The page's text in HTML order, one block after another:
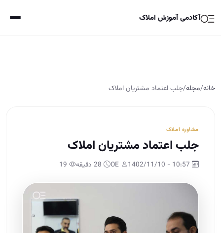
آکادمی آموزش املاک
خانه/مجله/جلب اعتماد مشتریان املاک
مشاوره املاک
جلب اعتماد مشتریان املاک